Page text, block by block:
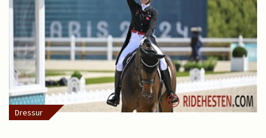
Dressur